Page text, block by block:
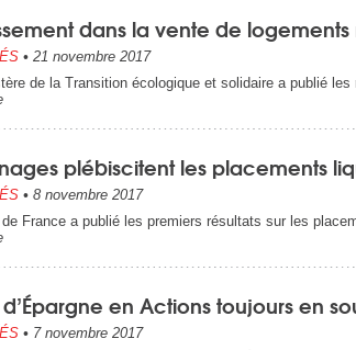
dans la vente de logements
• 21 novembre 2017
de la Transition écologique et solidaire a publié
plébiscitent les placements
• 8 novembre 2017
de France a publié les premiers résultats sur les
d’Épargne en Actions toujours en
• 7 novembre 2017